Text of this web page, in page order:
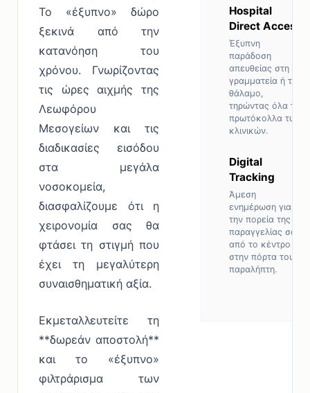
Το «έξυπνο» δώρο
ξεκινά από την
κατανόηση του
χρόνου. Γνωρίζοντας
τις ώρες αιχμής της
Λεωφόρου
Μεσογείων και τις
διαδικασίες εισόδου
στα μεγάλα
νοσοκομεία,
διασφαλίζουμε ότι η
χειρονομία σας θα
φτάσει τη στιγμή που
έχει τη μεγαλύτερη
συναισθηματική αξία.
Εκμεταλλευτείτε τη
**δωρεάν αποστολή**
και το «έξυπνο»
φιλτράρισμα των
Hospital
Direct Access
Έξυπνη
παράδοση
απευθείας στη
γραμματεία ή τον
θάλαμο,
τηρώντας όλα τα
πρωτόκολλα των
κλινικών.
Digital
Tracking
Άμεση
ενημέρωση για
την πορεία της
παραγγελίας σας
από το κέντρο
στην πόρτα του
παραλήπτη.